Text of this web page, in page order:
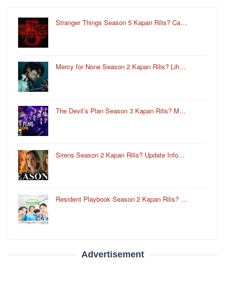
Stranger Things Season 5 Kapan Rilis? Ca…
Mercy for None Season 2 Kapan Rilis? Lih…
The Devil’s Plan Season 3 Kapan Rilis? M…
Sirens Season 2 Kapan Rilis? Update Info…
Resident Playbook Season 2 Kapan Rilis? …
Advertisement